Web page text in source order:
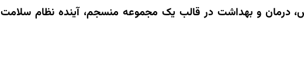
درمان و بهداشت در قالب یک مجموعه منسجم، آینده نظام سلامت